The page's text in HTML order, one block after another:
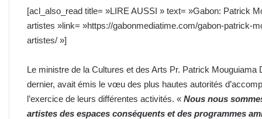
[acl_also_read title= »LIRE AUSSI » text= »Gabon: Patrick
artistes »link= »https://gabonmediatime.com/gabon-patrick-
artistes/ »]
Le ministre de la Cultures et des Arts Pr. Patrick Mouguiama
dernier, avait émis le vœu des plus hautes autorités
l’exercice de leurs différentes activités. « Nous nous
artistes des espaces conséquents et des programmes